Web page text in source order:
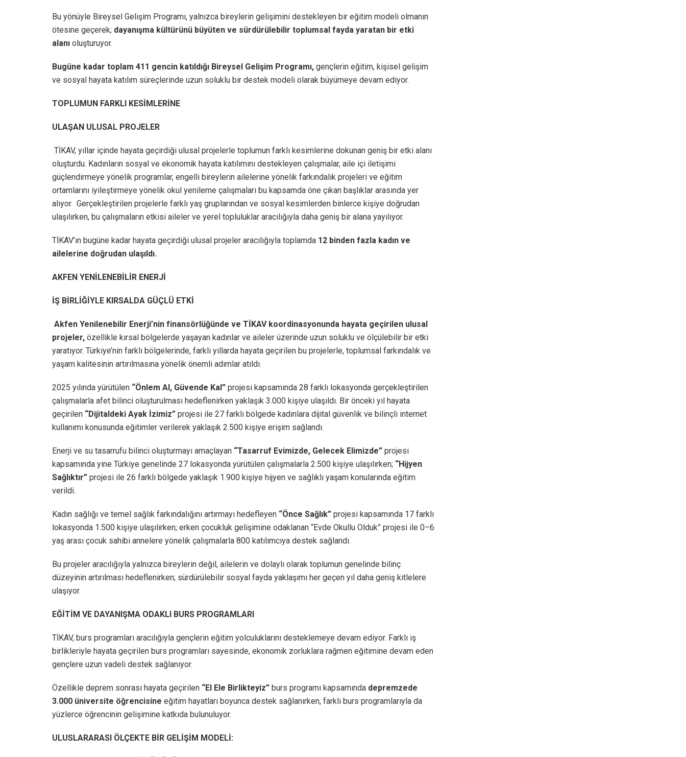
Bu yönüyle Bireysel Gelişim Programı, yalnızca bireylerin gelişimini destekleyen bir eğitim modeli olmanın
ötesine geçerek; dayanışma kültürünü büyüten ve sürdürülebilir toplumsal fayda yaratan bir etki
alanı oluşturuyor.
Bugüne kadar toplam 411 gencin katıldığı Bireysel Gelişim Programı, gençlerin eğitim, kişisel gelişim
ve sosyal hayata katılım süreçlerinde uzun soluklu bir destek modeli olarak büyümeye devam ediyor.
TOPLUMUN FARKLI KESİMLERİNE
ULAŞAN ULUSAL PROJELER
TİKAV, yıllar içinde hayata geçirdiği ulusal projelerle toplumun farklı kesimlerine dokunan geniş bir etki alanı
oluşturdu. Kadınların sosyal ve ekonomik hayata katılımını destekleyen çalışmalar, aile içi iletişimi
güçlendirmeye yönelik programlar, engelli bireylerin ailelerine yönelik farkındalık projeleri ve eğitim
ortamlarını iyileştirmeye yönelik okul yenileme çalışmaları bu kapsamda öne çıkan başlıklar arasında yer
alıyor. Gerçekleştirilen projelerle farklı yaş gruplarından ve sosyal kesimlerden binlerce kişiye doğrudan
ulaşılırken, bu çalışmaların etkisi aileler ve yerel topluluklar aracılığıyla daha geniş bir alana yayılıyor.
TİKAV’ın bugüne kadar hayata geçirdiği ulusal projeler aracılığıyla toplamda 12 binden fazla kadın ve
ailelerine doğrudan ulaşıldı.
AKFEN YENİLENEBİLİR ENERJİ
İŞ BİRLİĞİYLE KIRSALDA GÜÇLÜ ETKİ
Akfen Yenilenebilir Enerji’nin finansörlüğünde ve TİKAV koordinasyonunda hayata geçirilen ulusal
projeler, özellikle kırsal bölgelerde yaşayan kadınlar ve aileler üzerinde uzun soluklu ve ölçülebilir bir etki
yaratıyor. Türkiye’nin farklı bölgelerinde, farklı yıllarda hayata geçirilen bu projelerle, toplumsal farkındalık ve
yaşam kalitesinin artırılmasına yönelik önemli adımlar atıldı.
2025 yılında yürütülen “Önlem Al, Güvende Kal” projesi kapsamında 28 farklı lokasyonda gerçekleştirilen
çalışmalarla afet bilinci oluşturulması hedeflenirken yaklaşık 3.000 kişiye ulaşıldı. Bir önceki yıl hayata
geçirilen “Dijitaldeki Ayak İzimiz” projesi ile 27 farklı bölgede kadınlara dijital güvenlik ve bilinçli internet
kullanımı konusunda eğitimler verilerek yaklaşık 2.500 kişiye erişim sağlandı.
Enerji ve su tasarrufu bilinci oluşturmayı amaçlayan “Tasarruf Evimizde, Gelecek Elimizde” projesi
kapsamında yine Türkiye genelinde 27 lokasyonda yürütülen çalışmalarla 2.500 kişiye ulaşılırken; “Hijyen
Sağlıktır” projesi ile 26 farklı bölgede yaklaşık 1.900 kişiye hijyen ve sağlıklı yaşam konularında eğitim
verildi.
Kadın sağlığı ve temel sağlık farkındalığını artırmayı hedefleyen “Önce Sağlık” projesi kapsamında 17 farklı
lokasyonda 1.500 kişiye ulaşılırken; erken çocukluk gelişimine odaklanan “Evde Okullu Olduk” projesi ile 0–6
yaş arası çocuk sahibi annelere yönelik çalışmalarla 800 katılımcıya destek sağlandı.
Bu projeler aracılığıyla yalnızca bireylerin değil, ailelerin ve dolaylı olarak toplumun genelinde bilinç
düzeyinin artırılması hedeflenirken; sürdürülebilir sosyal fayda yaklaşımı her geçen yıl daha geniş kitlelere
ulaşıyor.
EĞİTİM VE DAYANIŞMA ODAKLI BURS PROGRAMLARI
TİKAV, burs programları aracılığıyla gençlerin eğitim yolculuklarını desteklemeye devam ediyor. Farklı iş
birlikleriyle hayata geçirilen burs programları sayesinde, ekonomik zorluklara rağmen eğitimine devam eden
gençlere uzun vadeli destek sağlanıyor.
Özellikle deprem sonrası hayata geçirilen “El Ele Birlikteyiz” burs programı kapsamında depremzede
3.000 üniversite öğrencisine eğitim hayatları boyunca destek sağlanırken, farklı burs programlarıyla da
yüzlerce öğrencinin gelişimine katkıda bulunuluyor.
ULUSLARARASI ÖLÇEKTE BİR GELİŞİM MODELİ: